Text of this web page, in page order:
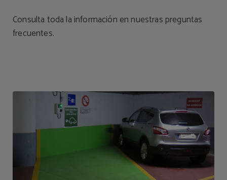
Consulta toda la información en nuestraspreguntas
frecuentes.